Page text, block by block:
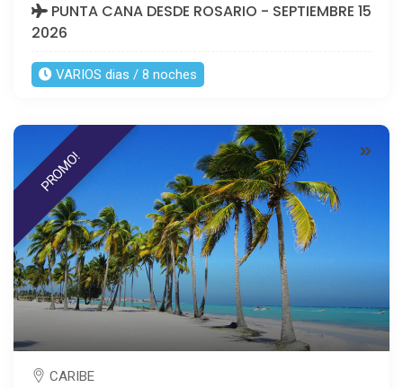
PUNTA CANA DESDE ROSARIO - SEPTIEMBRE 15
2026
VARIOS dias / 8 noches
PROMO!
CARIBE